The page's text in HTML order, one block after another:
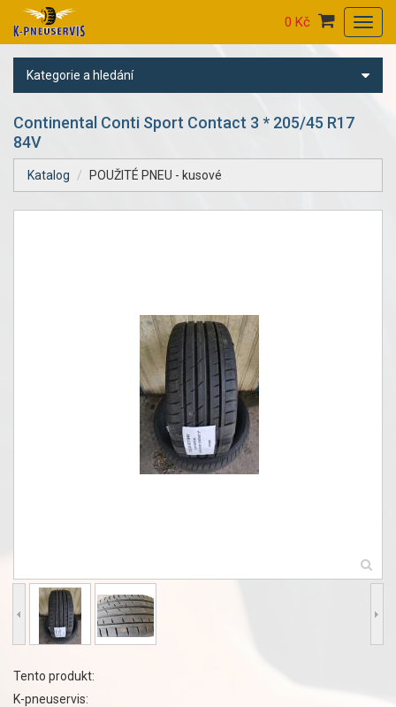
0 Kč
Kategorie a hledání
Continental Conti Sport Contact 3 * 205/45 R17
84V
Katalog POUŽITÉ PNEU - kusové
Tento produkt:
K-pneuservis: